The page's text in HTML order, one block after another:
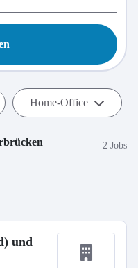
Home-Office
2 Jobs
und